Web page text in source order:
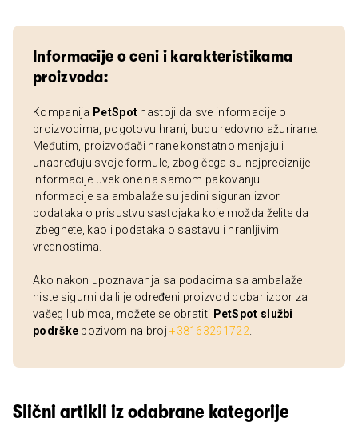
Informacije o ceni i karakteristikama
proizvoda:
Kompanija PetSpot nastoji da sve informacije o
proizvodima, pogotovu hrani, budu redovno ažurirane.
Međutim, proizvođači hrane konstatno menjaju i
unapređuju svoje formule, zbog čega su najpreciznije
informacije uvek one na samom pakovanju.
Informacije sa ambalaže su jedini siguran izvor
podataka o prisustvu sastojaka koje možda želite da
izbegnete, kao i podataka o sastavu i hranljivim
vrednostima.
Ako nakon upoznavanja sa podacima sa ambalaže
niste sigurni da li je određeni proizvod dobar izbor za
vašeg ljubimca, možete se obratiti PetSpot službi
podrške pozivom na broj+38163291722
Slični artikli iz odabrane kategorije